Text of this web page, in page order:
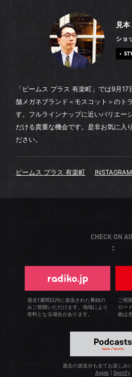
見
ショ
「ビームス プラス 有楽町」では9月
舗メガネブランド＜モスコット＞のト
す。フルラインナップに近いバリエー
だける貴重な機会です。是非お気に入
ださい。
ビームス プラス 有楽町 INSTAGRAM
CHECK ON
過去1週間以内に放送された番組の
みご視聴いただけます。地域により
有料となる場合があります。
ご視
ロー
曲は
過去の放送分も全てお楽しみ
Apple
Spotify